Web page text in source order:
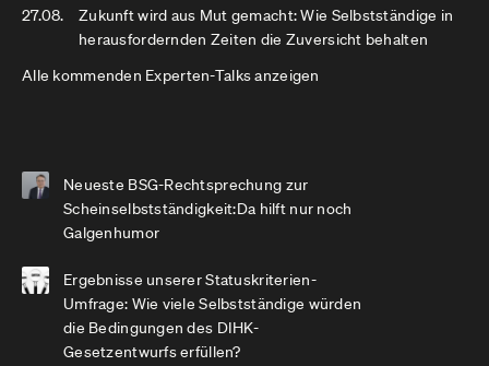
27.08.
Zukunft wird aus Mut gemacht: Wie Selbstständige in
herausfordernden Zeiten die Zuversicht behalten
Alle kommenden Experten-Talks anzeigen
Neueste BSG-Rechtsprechung zur
Scheinselbstständigkeit:Da hilft nur noch
Galgenhumor
Ergebnisse unserer Statuskriterien-
Umfrage: Wie viele Selbstständige würden
die Bedingungen des DIHK-
Gesetzentwurfs erfüllen?